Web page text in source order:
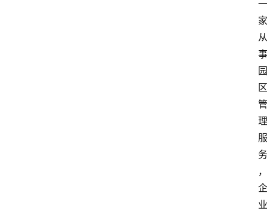
一
家
从
事
园
区
管
理
服
务
，
企
业